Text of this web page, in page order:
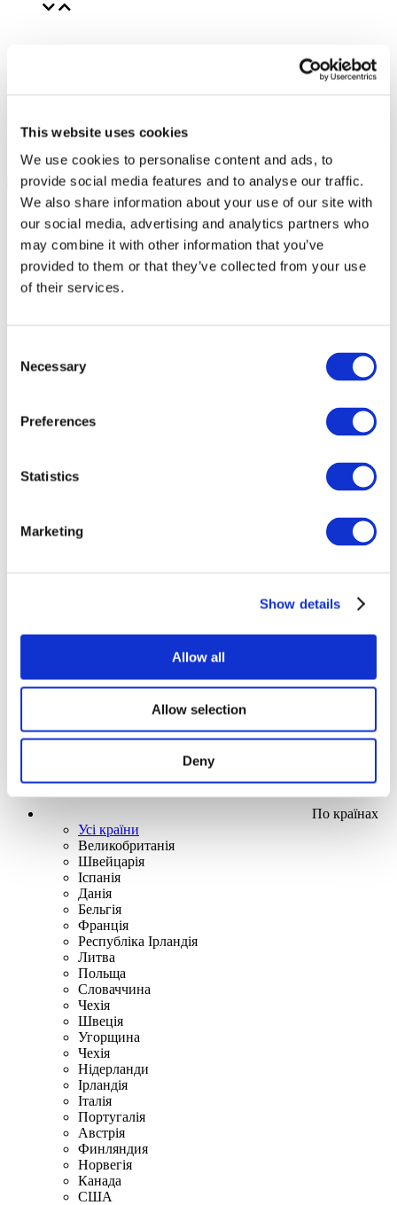
This website uses cookies
We use cookies to personalise content and ads, to
provide social media features and to analyse our traffic.
We also share information about your use of our site with
our social media, advertising and analytics partners who
may combine it with other information that you’ve
provided to them or that they’ve collected from your use
of their services.
Selection
Necessary
Preferences
Statistics
Marketing
Show details
Allow all
Allow selection
Deny
Всі заходи
Концерти
По країнах
Усі країни
Великобританія
Швейцарія
Іспанія
Данія
Бельгія
Франція
Республіка Ірландія
Литва
Польща
Словаччина
Чехія
Швецiя
Угорщина
Чехія
Нідерланди
Iрландія
Iталiя
Португалія
Австрія
Финляндия
Норвегія
Канада
США